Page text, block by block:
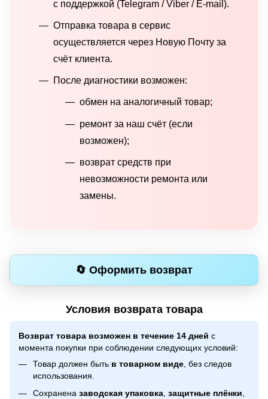
с поддержкой (Telegram / Viber / E-mail).
Отправка товара в сервис
осуществляется через Новую Почту за
счёт клиента.
После диагностики возможен:
обмен на аналогичный товар;
ремонт за наш счёт (если
возможен);
возврат средств при
невозможности ремонта или
замены.
🔄 Оформить возврат
Условия возврата товара
Возврат товара возможен в течение 14 дней с
момента покупки при соблюдении следующих условий:
Товар должен быть в товарном виде, без следов
использования.
Сохранена заводская упаковка защитные плёнки